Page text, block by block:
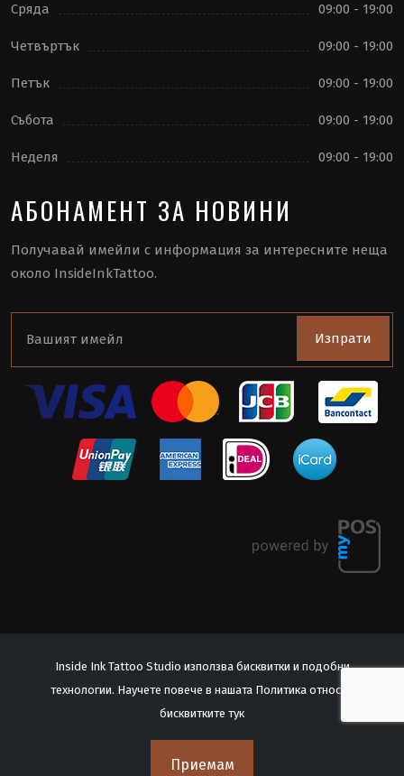
Сряда 09:00 - 19:00
Четвъртък 09:00 - 19:00
Петък 09:00 - 19:00
Събота 09:00 - 19:00
Неделя 09:00 - 19:00
АБОНАМЕНТ ЗА НОВИНИ
Получавай имейли с информация за интересните неща
около InsideInkTattoo.
Изпрати
© 2026 Inside Ink Tattoo Studio. All Rights Reserved.
Политика за поверителност
Inside Ink Tattoo Studio използва бисквитки и подобни
технологии. Научете повече в нашата Политика относно
бисквитките тук
Приемам